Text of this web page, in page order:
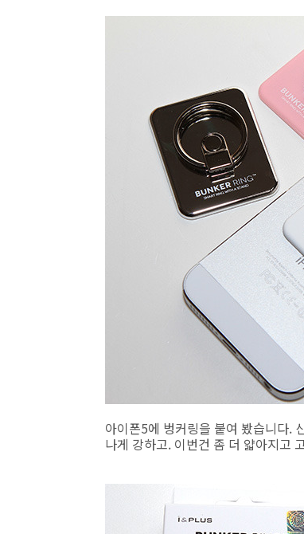
아이폰5에 벙커링을 붙여 봤습니다.
나게 강하고. 이번건 좀 더 얇아지고